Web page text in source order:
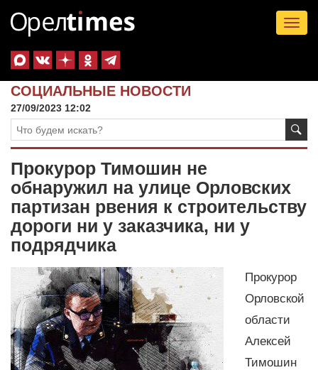
СОЦИАЛЬНЫЕ НОВОСТИ
27/09/2023 12:02
Прокурор Тимошин не
обнаружил на улице Орловских
партизан рвения к строительству
дороги ни у заказчика, ни у
подрядчика
Прокурор
Орловской
области
Алексей
Тимошин